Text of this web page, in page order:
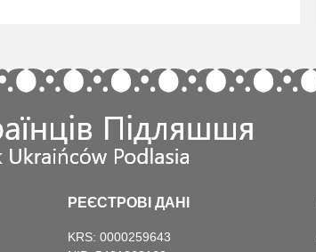
РЕЄСТРОВІ ДАНІ
KRS: 0000259643